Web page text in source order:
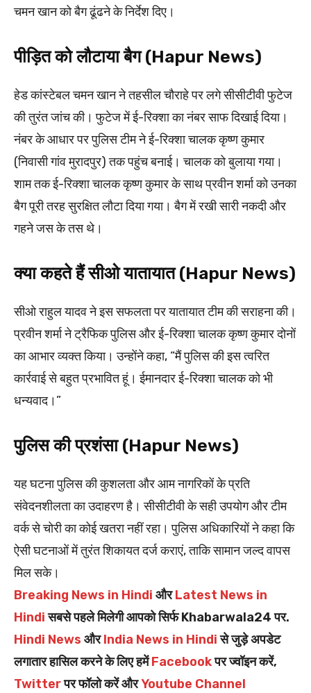
चमन खान को बैग ढूंढने के निर्देश दिए।
पीड़ित को लौटाया बैग (Hapur News)
हेड कांस्टेबल चमन खान ने तहसील चौराहे पर लगे सीसीटीवी फुटेज
की तुरंत जांच की। फुटेज में ई-रिक्शा का नंबर साफ दिखाई दिया।
नंबर के आधार पर पुलिस टीम ने ई-रिक्शा चालक कृष्ण कुमार
(निवासी गांव मुरादपुर) तक पहुंच बनाई। चालक को बुलाया गया।
शाम तक ई-रिक्शा चालक कृष्ण कुमार के साथ प्रवीन शर्मा को उनका
बैग पूरी तरह सुरक्षित लौटा दिया गया। बैग में रखी सारी नकदी और
गहने जस के तस थे।
क्या कहते हैं सीओ यातायात (Hapur News)
सीओ राहुल यादव ने इस सफलता पर यातायात टीम की सराहना की।
प्रवीन शर्मा ने ट्रैफिक पुलिस और ई-रिक्शा चालक कृष्ण कुमार दोनों
का आभार व्यक्त किया। उन्होंने कहा, “मैं पुलिस की इस त्वरित
कार्रवाई से बहुत प्रभावित हूं। ईमानदार ई-रिक्शा चालक को भी
धन्यवाद।”
पुलिस की प्रशंसा (Hapur News)
यह घटना पुलिस की कुशलता और आम नागरिकों के प्रति
संवेदनशीलता का उदाहरण है। सीसीटीवी के सही उपयोग और टीम
वर्क से चोरी का कोई खतरा नहीं रहा। पुलिस अधिकारियों ने कहा कि
ऐसी घटनाओं में तुरंत शिकायत दर्ज कराएं, ताकि सामान जल्द वापस
मिल सके।
Breaking News in Hindi औरLatest News in
Hindiसबसे पहले मिलेगी आपको सिर्फ Khabarwala24 पर.
Hindi News औरIndia News in Hindiसे जुड़े अपडेट
लगातार हासिल करने के लिए हमेंFacebookपर ज्वॉइन करें,
Twitterपर फॉलो करें औरYoutube Channel